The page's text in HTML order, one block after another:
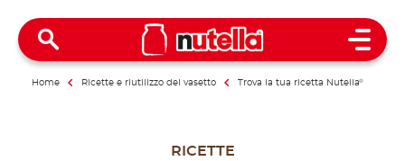
Open
Home Ricette e riutilizzo del vasetto Trova la tua ricetta Nutella®
RICETTE